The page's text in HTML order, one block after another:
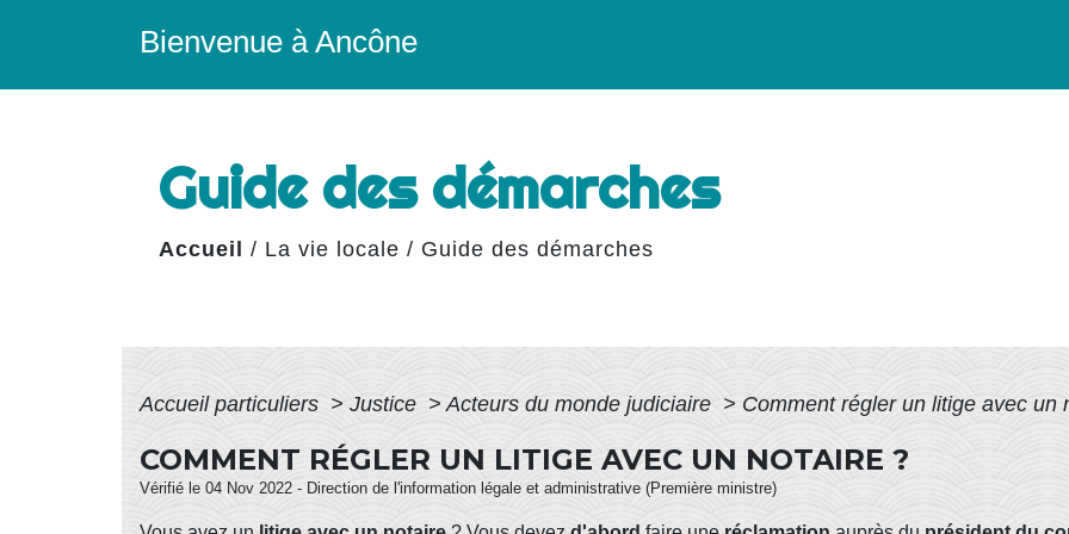
Bienvenue à Ancône
Guide des démarches
Accueil / La vie locale / Guide des démarches
Accueil particuliers > Justice > Acteurs du monde judiciaire > Comment régler un litige avec un
COMMENT RÉGLER UN LITIGE AVEC UN NOTAIRE ?
Vérifié le 04 Nov 2022 - Direction de l'information légale et administrative (Première ministre)